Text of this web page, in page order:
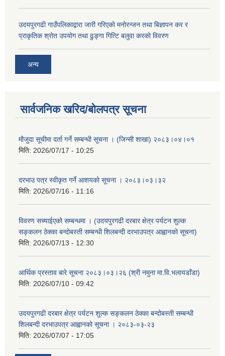
उदयपुरगढी गाउँपलिकाद्वारा जारी गरिएको मनोरन्जन तथा बिज्ञापन कर र
प्राकृतिक श्रोत उपयोग तथा ढुङ्गा गित्टि बलुवा करको विवरण
अन्य
सार्वजनिक खरिद/बोलपत्र सूचना
मौजुदा सूचीमा दर्ता गर्ने सम्बन्धी सूचना । (जिन्सी शाखा) २०८३।०४।०१
मिति: 2026/07/17 - 10:25
दरभाउ पत्र स्वीकृत गर्ने आशयको सूचना । २०८३।०३।३२
मिति: 2026/07/16 - 11:16
विवरण सच्याईएको सम्बन्धमा । (उदयपुरगढी दरबार क्षेत्र पर्यटन शुल्क
सङ्कलन ठेक्का बन्दोबस्ती सम्बन्धी शिलबन्दी दरभाउपत्र आह्वानको सूचना)
मिति: 2026/07/13 - 12:30
आर्थिक प्रस्ताव बारे सूचना २०८३।०३।२६ (श्री नमुना मा.वि.भलायडाँडा)
मिति: 2026/07/10 - 09:42
उदयपुरगढी दरबार क्षेत्र पर्यटन शुल्क सङ्कलन ठेक्का बन्दोबस्ती सम्बन्धी
शिलबन्दी दरभाउपत्र आह्वानको सूचना । २०८३-०३-२३
मिति: 2026/07/07 - 17:05